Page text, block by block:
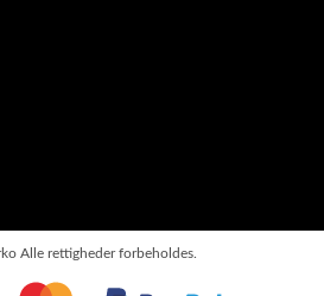
Alle rettigheder forbeholdes.